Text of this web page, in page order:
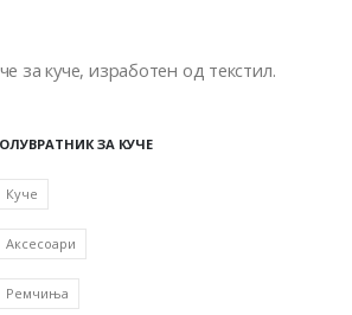
за куче, изработен од текстил.
ЗА КУЧЕ
Куче
Аксесоари
Ремчиња